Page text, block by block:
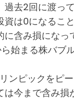
過去2回に渡っ
は0になるこ
に含み損になっ
始まる株バブ
ンピックをピ
は今まで含み